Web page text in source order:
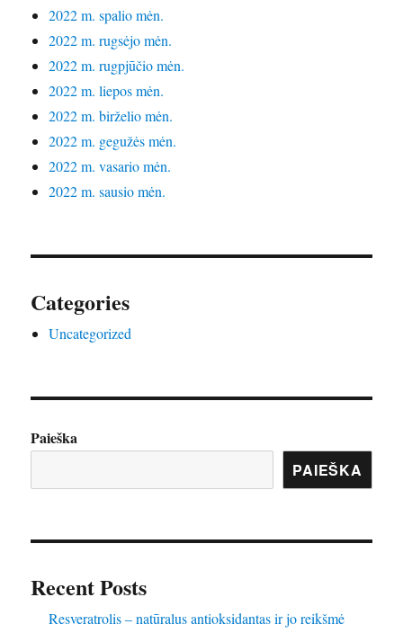
2022 m. spalio mėn.
2022 m. rugsėjo mėn.
2022 m. rugpjūčio mėn.
2022 m. liepos mėn.
2022 m. birželio mėn.
2022 m. gegužės mėn.
2022 m. vasario mėn.
2022 m. sausio mėn.
Categories
Uncategorized
Paieška
PAIEŠKA
Recent Posts
Resveratrolis – natūralus antioksidantas ir jo reikšmė